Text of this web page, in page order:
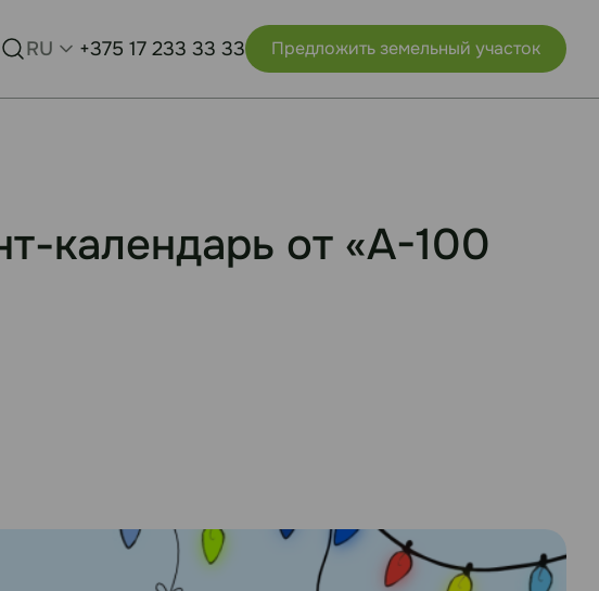
RU +375 17 233 33 33 Предложить земельный участок
календарь от «А-100